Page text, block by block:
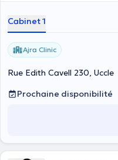
Cabinet 1
Ajra Clinic
Rue Edith Cavell 230, Uccle
Prochaine disponibilité